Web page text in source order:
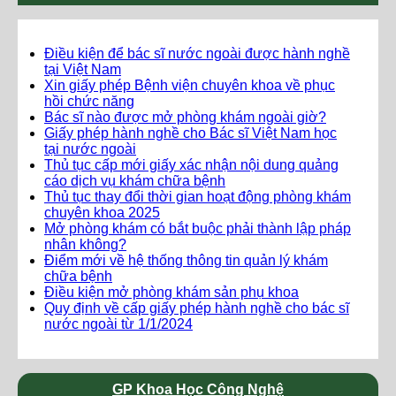
Điều kiện để bác sĩ nước ngoài được hành nghề
tại Việt Nam
Xin giấy phép Bệnh viện chuyên khoa về phục
hồi chức năng
Bác sĩ nào được mở phòng khám ngoài giờ?
Giấy phép hành nghề cho Bác sĩ Việt Nam học
tại nước ngoài
Thủ tục cấp mới giấy xác nhận nội dung quảng
cáo dịch vụ khám chữa bệnh
Thủ tục thay đổi thời gian hoạt động phòng khám
chuyên khoa 2025
Mở phòng khám có bắt buộc phải thành lập pháp
nhân không?
Điểm mới về hệ thống thông tin quản lý khám
chữa bệnh
Điều kiện mở phòng khám sản phụ khoa
Quy định về cấp giấy phép hành nghề cho bác sĩ
nước ngoài từ 1/1/2024
GP Khoa Học Công Nghệ